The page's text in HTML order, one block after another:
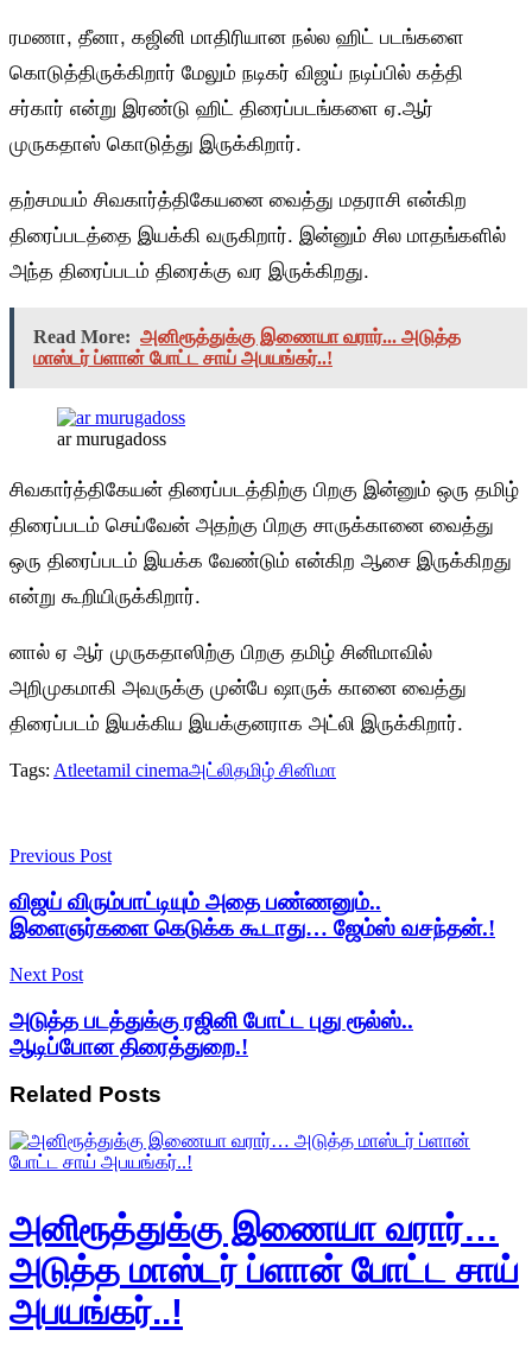
ரமணா, தீனா, கஜினி மாதிரியான நல்ல ஹிட் படங்களை
கொடுத்திருக்கிறார் மேலும் நடிகர் விஜய் நடிப்பில் கத்தி
சர்கார் என்று இரண்டு ஹிட் திரைப்படங்களை ஏ.ஆர்
முருகதாஸ் கொடுத்து இருக்கிறார்.
தற்சமயம் சிவகார்த்திகேயனை வைத்து மதராசி என்கிற
திரைப்படத்தை இயக்கி வருகிறார். இன்னும் சில மாதங்களில்
அந்த திரைப்படம் திரைக்கு வர இருக்கிறது.
Read More: அனிரூத்துக்கு இணையா வரார்... அடுத்த
மாஸ்டர் ப்ளான் போட்ட சாய் அபயங்கர்..!
ar murugadoss
சிவகார்த்திகேயன் திரைப்படத்திற்கு பிறகு இன்னும் ஒரு தமிழ்
திரைப்படம் செய்வேன் அதற்கு பிறகு சாருக்கானை வைத்து
ஒரு திரைப்படம் இயக்க வேண்டும் என்கிற ஆசை இருக்கிறது
என்று கூறியிருக்கிறார்.
னால் ஏ ஆர் முருகதாஸிற்கு பிறகு தமிழ் சினிமாவில்
அறிமுகமாகி அவருக்கு முன்பே ஷாருக் கானை வைத்து
திரைப்படம் இயக்கிய இயக்குனராக அட்லி இருக்கிறார்.
Tags: Atleetamil cinemaஅட்லிதமிழ் சினிமா
Previous Post
விஜய் விரும்பாட்டியும் அதை பண்ணனும்..
இளைஞர்களை கெடுக்க கூடாது… ஜேம்ஸ் வசந்தன்.!
Next Post
அடுத்த படத்துக்கு ரஜினி போட்ட புது ரூல்ஸ்..
ஆடிப்போன திரைத்துறை.!
Related Posts
அனிரூத்துக்கு இணையா வரார்…
அடுத்த மாஸ்டர் ப்ளான் போட்ட சாய்
அபயங்கர்..!